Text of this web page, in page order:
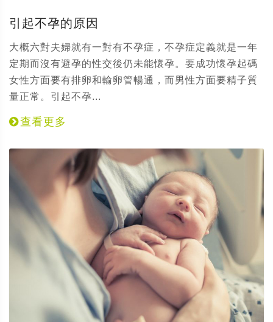
引起不孕的原因
大概六對夫婦就有一對有不孕症，不孕症定義就是一年
定期而沒有避孕的性交後仍未能懷孕。要成功懷孕起碼
女性方面要有排卵和輸卵管暢通，而男性方面要精子質
量正常。引起不孕...
查看更多